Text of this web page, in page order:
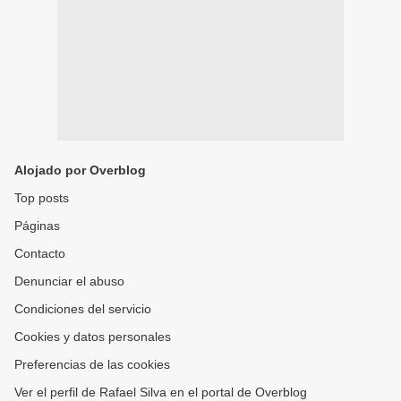
Alojado por Overblog
Top posts
Páginas
Contacto
Denunciar el abuso
Condiciones del servicio
Cookies y datos personales
Preferencias de las cookies
Ver el perfil de Rafael Silva en el portal de Overblog